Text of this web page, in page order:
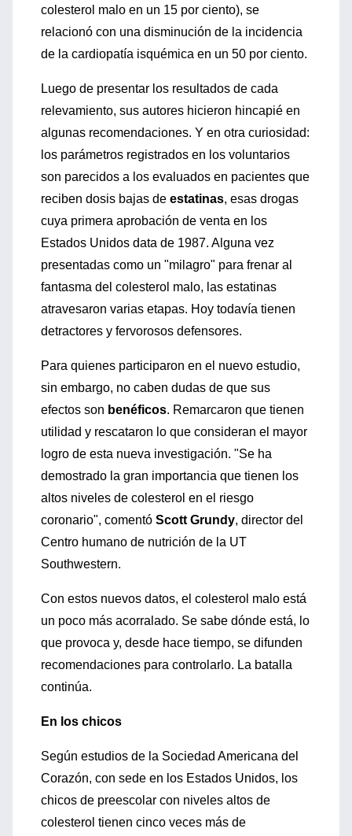
colesterol malo en un 15 por ciento), se
relacionó con una disminución de la incidencia
de la cardiopatía isquémica en un 50 por ciento.
Luego de presentar los resultados de cada
relevamiento, sus autores hicieron hincapié en
algunas recomendaciones. Y en otra curiosidad:
los parámetros registrados en los voluntarios
son parecidos a los evaluados en pacientes que
reciben dosis bajas de estatinas, esas drogas
cuya primera aprobación de venta en los
Estados Unidos data de 1987. Alguna vez
presentadas como un "milagro" para frenar al
fantasma del colesterol malo, las estatinas
atravesaron varias etapas. Hoy todavía tienen
detractores y fervorosos defensores.
Para quienes participaron en el nuevo estudio,
sin embargo, no caben dudas de que sus
efectos son benéficos. Remarcaron que tienen
utilidad y rescataron lo que consideran el mayor
logro de esta nueva investigación. "Se ha
demostrado la gran importancia que tienen los
altos niveles de colesterol en el riesgo
coronario", comentó Scott Grundy, director del
Centro humano de nutrición de la UT
Southwestern.
Con estos nuevos datos, el colesterol malo está
un poco más acorralado. Se sabe dónde está, lo
que provoca y, desde hace tiempo, se difunden
recomendaciones para controlarlo. La batalla
continúa.
En los chicos
Según estudios de la Sociedad Americana del
Corazón, con sede en los Estados Unidos, los
chicos de preescolar con niveles altos de
colesterol tienen cinco veces más de